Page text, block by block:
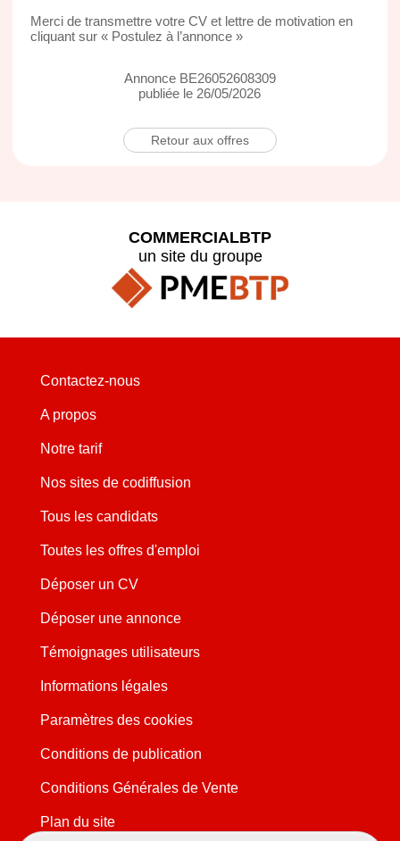
Merci de transmettre votre CV et lettre de motivation en
cliquant sur « Postulez à l’annonce »
Annonce BE26052608309
publiée le 26/05/2026
Retour aux offres
COMMERCIALBTP
un site du groupe
Contactez-nous
A propos
Notre tarif
Nos sites de codiffusion
Tous les candidats
Toutes les offres d'emploi
Déposer un CV
Déposer une annonce
Témoignages utilisateurs
Informations légales
Paramètres des cookies
Conditions de publication
Conditions Générales de Vente
Plan du site